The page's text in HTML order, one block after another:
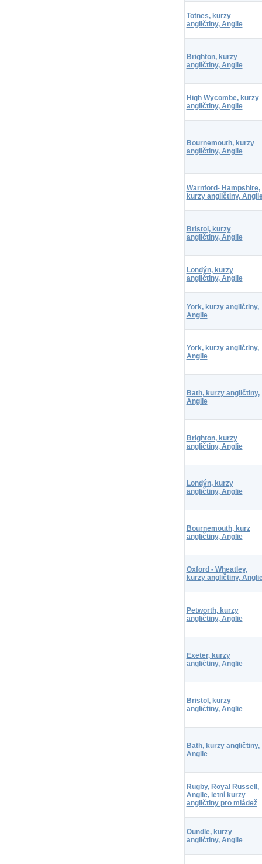
Totnes, kurzy
angličtiny, Anglie
Brighton, kurzy
angličtiny, Anglie
High Wycombe, kurzy
angličtiny, Anglie
Bournemouth, kurzy
angličtiny, Anglie
Warnford- Hampshire,
kurzy angličtiny,
Bristol, kurzy
angličtiny, Anglie
Londýn, kurzy
angličtiny, Anglie
York, kurzy angličtiny,
Anglie
York, kurzy angličtiny,
Anglie
Bath, kurzy angličtiny,
Anglie
Brighton, kurzy
angličtiny, Anglie
Londýn, kurzy
angličtiny, Anglie
Bournemouth, kurz
angličtiny, Anglie
Oxford - Wheatley,
kurzy angličtiny,
Petworth, kurzy
angličtiny, Anglie
Exeter, kurzy
angličtiny, Anglie
Bristol, kurzy
angličtiny, Anglie
Bath, kurzy angličtiny,
Anglie
Rugby, Royal Russell,
Anglie, letní kurzy
angličtiny pro mládež
Oundle, kurzy
angličtiny, Anglie